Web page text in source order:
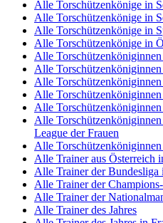
Alle Torschützenkönige in
Alle Torschützenkönige in
Alle Torschützenkönige in
Alle Torschützenkönige in
Alle
Alle
Alle
Alle
Alle
Alle
League der Frauen
Alle
Alle Trainer aus Österreich
Alle Trainer der Bundesliga
Alle Trainer der
Alle Trainer der
Alle Trainer des Jahres